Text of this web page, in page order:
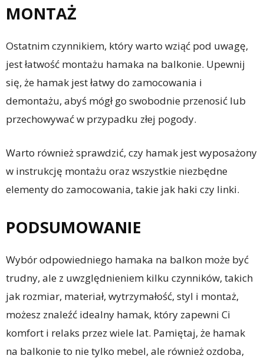
MONTAŻ
Ostatnim czynnikiem, który warto wziąć pod uwagę,
jest łatwość montażu hamaka na balkonie. Upewnij
się, że hamak jest łatwy do zamocowania i
demontażu, abyś mógł go swobodnie przenosić lub
przechowywać w przypadku złej pogody.
Warto również sprawdzić, czy hamak jest wyposażony
w instrukcję montażu oraz wszystkie niezbędne
elementy do zamocowania, takie jak haki czy linki.
PODSUMOWANIE
Wybór odpowiedniego hamaka na balkon może być
trudny, ale z uwzględnieniem kilku czynników, takich
jak rozmiar, materiał, wytrzymałość, styl i montaż,
możesz znaleźć idealny hamak, który zapewni Ci
komfort i relaks przez wiele lat. Pamiętaj, że hamak
na balkonie to nie tylko mebel, ale również ozdoba,